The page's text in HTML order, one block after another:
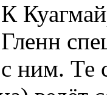
К
Гленн
с ним. Те